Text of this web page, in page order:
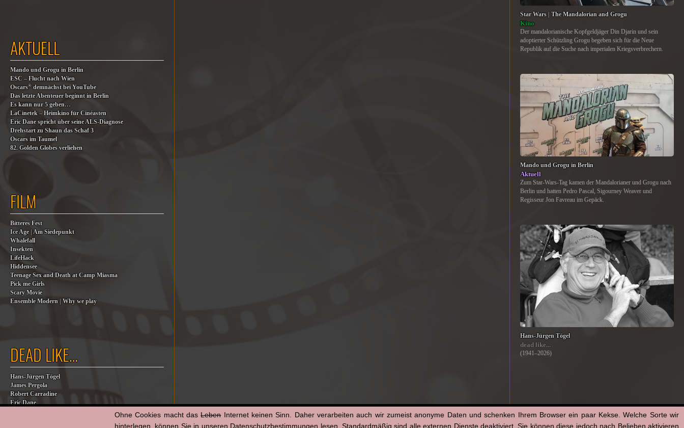
AKTUELL
Mando und Grogu in Berlin
ESC – Flucht nach Wien
Oscars®demnächst bei YouTube
Das letzte Abenteuer beginnt in Berlin
Es kann nur 5 geben…
LaCinetek – Heimkino für Cinéasten
Eric Dane spricht über seine ALS-Diagnose
Drehstart zu Shaun das Schaf 3
Oscars im Taumel
82. Golden Globes verliehen
FILM
Bitteres Fest
Ice Age | Am Siedepunkt
Whalefall
Insekten
LifeHack
Hiddensee
Teenage Sex and Death at Camp Miasma
Pick me Girls
Scary Movie
Ensemble Modern | Why we play
DEAD LIKE…
Hans-Jürgen Tögel
James Pergola
Robert Carradine
Eric Dane
Star Wars | The Mandalorian and Grogu
Kino
Der mandalorianische Kopfgeldjäger Din Djarin und sein
adoptierter Schützling Grogu begeben sich für die Neue
Republik auf die Suche nach imperialen Kriegsverbrechern.
Mando und Grogu in Berlin
Aktuell
Zum Star-Wars-Tag kamen der Mandalorianer und Grogu nach
Berlin und hatten Pedro Pascal, Sigourney Weaver und
Regisseur Jon Favreau im Gepäck.
Hans-Jürgen Tögel
dead like...
(1941–2026)
Ohne Cookies macht dasLebenInternet keinen Sinn. Daher verarbeiten auch wir zumeist anonyme Daten und schenken Ihrem Browser ein paar Kekse. Welche Sorte wir
hinterlegen, können Sie in unseren Datenschutzbestimmungen lesen. Standardmäßig sind alle externen Dienste deaktiviert. Sie können diese jedoch nach Belieben aktivieren